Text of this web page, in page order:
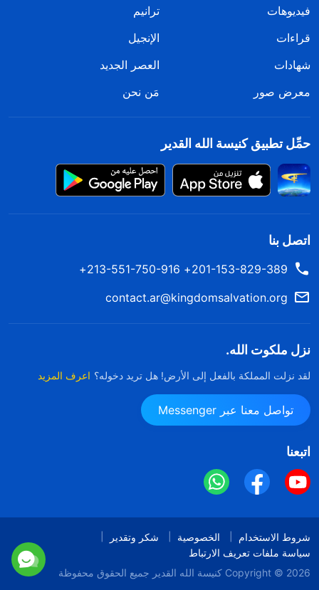
فيديوهات
ترانيم
قراءات
الإنجيل
شهادات
العصر الجديد
معرض صور
مَن نحن
حمِّل تطبيق كنيسة الله القدير
اتصل بنا
201-153-829-389+ 213-551-750-916+
contact.ar@kingdomsalvation.org
نزل ملكوت الله.
لقد نزلت المملكة بالفعل إلى الأرض! هل تريد دخوله؟ اعرف المزيد
تواصل معنا عبر Messenger
اتبعنا
شروط الاستخدام الخصوصية
شكر وتقدير
سياسة ملفات تعريف الارتباط
Copyright © 2026 كنيسة الله القدير جميع الحقوق محفوظة